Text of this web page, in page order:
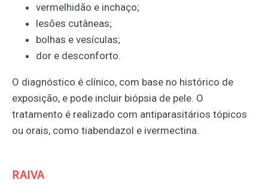
vermelhidão e inchaço;
lesões cutâneas;
bolhas e vesículas;
dor e desconforto.
O diagnóstico é clínico, com base no histórico de
exposição, e pode incluir biópsia de pele. O
tratamento é realizado com antiparasitários tópicos
ou orais, como tiabendazol e ivermectina.
RAIVA